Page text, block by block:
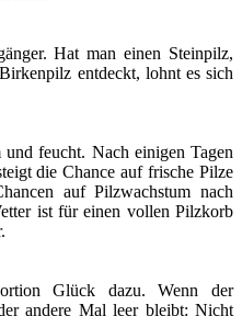
Hat man einen Steinpilz,
entdeckt, lohnt es sich
feucht. Nach einigen Tagen
die Chance auf frische Pilze
auf Pilzwachstum nach
ist für einen vollen Pilzkorb
Glück dazu. Wenn der
andere Mal leer bleibt: Nicht